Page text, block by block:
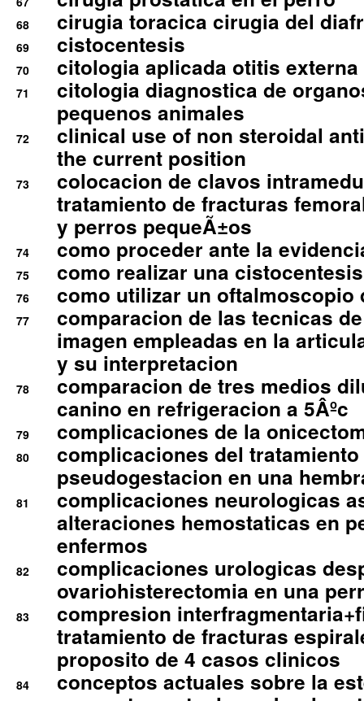
68 cirugia toracica cirugia del
69 cistocentesis
70 citologia aplicada otitis externa
71
citologia diagnostica de
pequenos animales
72
clinical use of non steroidal
the current position
73
colocacion de clavos
tratamiento de fracturas
y perros pequeÃ±os
74 como proceder ante la
75 como realizar una
76 como utilizar un oftalmoscopio
77
comparacion de las tecnicas
imagen empleadas en la
y su interpretacion
78
comparacion de tres medios
canino en refrigeracion a 5Âºc
79 complicaciones de la
80
complicaciones del
pseudogestacion en una
81
complicaciones neurologicas
alteraciones hemostaticas en
enfermos
82
complicaciones urologicas
ovariohisterectomia en una
83
compresion
tratamiento de fracturas
proposito de 4 casos clinicos
84 conceptos actuales sobre la